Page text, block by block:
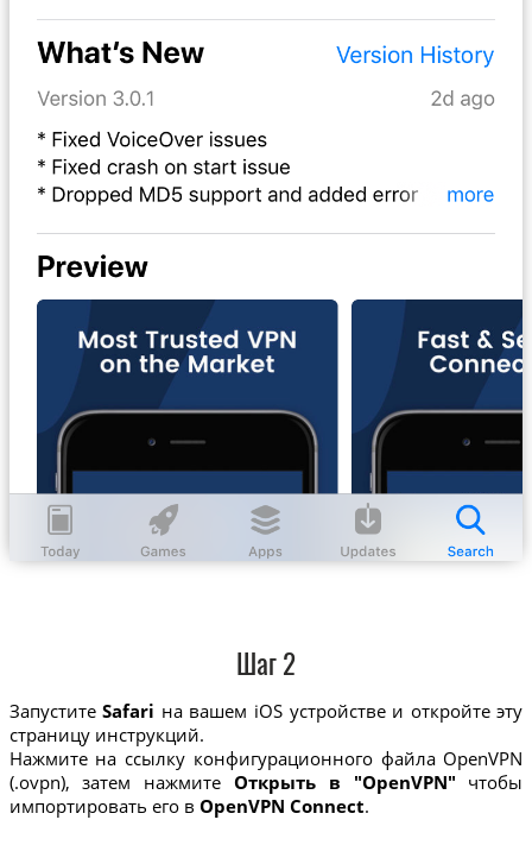
Шаг 2
ЗапуститеSafari на вашем iOS устройстве и откройте эту
страницу инструкций.
Нажмите на ссылку конфигурационного файла OpenVPN
(.ovpn), затем нажмите Открыть в "OpenVPN" чтобы
импортировать его в OpenVPN Connect.